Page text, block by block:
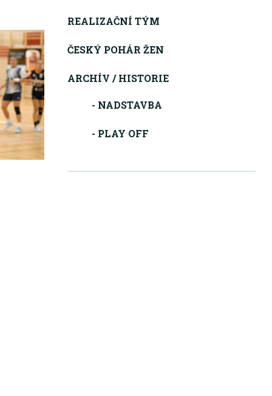
REALIZAČNÍ TÝM
ČESKÝ POHÁR ŽEN
ARCHÍV / HISTORIE
- NADSTAVBA
- PLAY OFF